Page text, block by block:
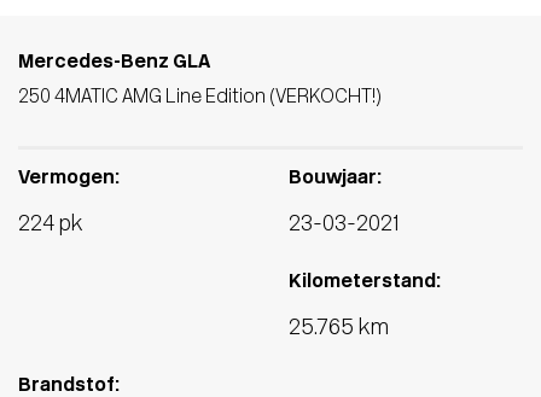
Mercedes-Benz GLA
250 4MATIC AMG Line Edition (VERKOCHT!)
Vermogen:
224 pk
Bouwjaar:
23-03-2021
Kilometerstand:
25.765 km
Brandstof: